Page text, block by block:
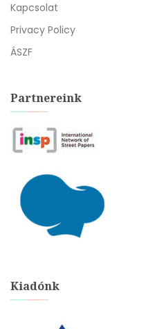
Kapcsolat
Privacy Policy
ÁSZF
Partnereink
Kiadónk